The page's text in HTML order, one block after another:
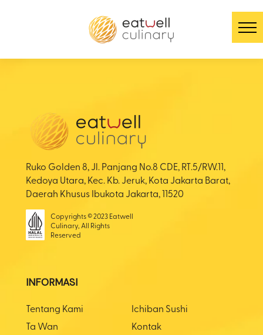
Ruko Golden 8, Jl. Panjang No.8 CDE, RT.5/RW.11,
Kedoya Utara, Kec. Kb. Jeruk, Kota Jakarta Barat,
Daerah Khusus Ibukota Jakarta, 11520
Copyrights © 2023 Eatwell
Culinary, All Rights
Reserved
INFORMASI
Tentang Kami
Ichiban Sushi
Ta Wan
Kontak